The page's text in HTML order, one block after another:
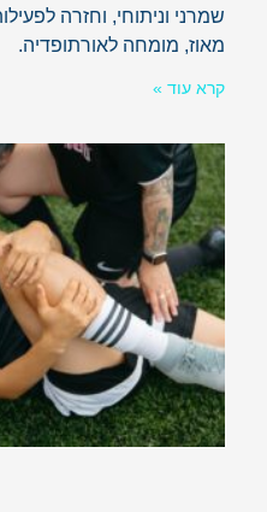
שמרני וניתוחי, וחזרה
מאוז, מומחה לאורתופדיה.
קרא עוד »